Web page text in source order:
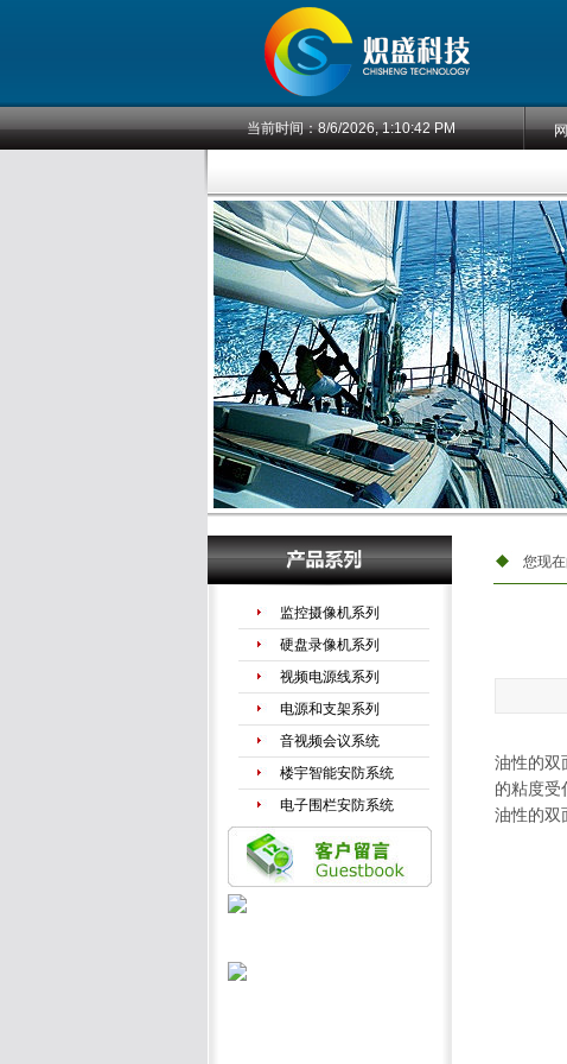
当前时间：8/6/2026, 1:10:42 PM
监控摄像机系列
硬盘录像机系列
视频电源线系列
电源和支架系列
音视频会议系统
楼宇智能安防系统
电子围栏安防系统
手机信号放大器
LED液晶拼接系列
您现在
油性的双
的粘度受
油性的双